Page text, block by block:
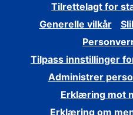
Tilrettelagt for
Generelle vilkår
Tilpass innstillinger
Administrer
Erklæring mot
Erklæring om